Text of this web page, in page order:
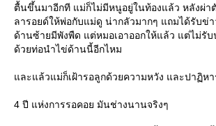
ตื้นขึ้นมาอีกที แม่ก็ไม่มีหนูอยู่ในท้องแล้ว หลังผ่า
ลารอยด์ให้พ่อกับแม่ดู น่ากลัวมากๆ แถมได้รับข่
ด้านซ้ายมีพังพืด แต่หมอเอาออกให้แล้ว แต่ไม่รั
ด้วยท่อนำไข่ด้านนี้อีกไหม
ละแล้วแม่ก็เฝ้ารอลูกด้วยความหวัง และปาฏิหา
4 ปี แห่งการรอคอย มันช่างนานจริงๆ